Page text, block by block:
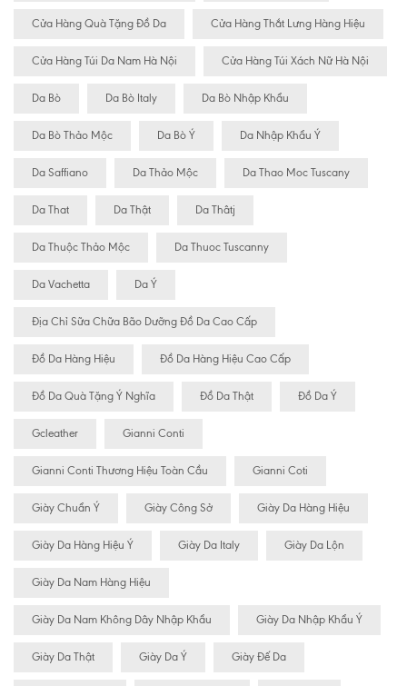
Cửa Hàng Quà Tặng Đồ Da Cửa Hàng Thắt Lưng Hàng Hiệu
Cửa Hàng Túi Da Nam Hà Nội Cửa Hàng Túi Xách Nữ Hà Nội
Da Bò Da Bò Italy Da Bò Nhập Khẩu
Da Bò Thảo Mộc Da Bò Ý Da Nhập Khẩu Ý
Da Saffiano Da Thảo Mộc Da Thao Moc Tuscany
Da That Da Thật Da Thâtj
Da Thuộc Thảo Mộc Da Thuoc Tuscanny
Da Vachetta Da Ý
Địa Chỉ Sữa Chữa Bão Dưỡng Đồ Da Cao Cấp
Đồ Da Hàng Hiệu Đồ Da Hàng Hiệu Cao Cấp
Đồ Da Quà Tặng Ý Nghĩa Đồ Da Thật Đồ Da Ý
Gcleather Gianni Conti
Gianni Conti Thương Hiệu Toàn Cầu Gianni Coti
Giày Chuẩn Ý Giày Công Sở Giày Da Hàng Hiệu
Giày Da Hàng Hiệu Ý Giày Da Italy Giày Da Lộn
Giày Da Nam Hàng Hiệu
Giày Da Nam Không Dây Nhập Khẩu Giày Da Nhập Khẩu Ý
Giày Da Thật Giày Da Ý Giày Đế Da